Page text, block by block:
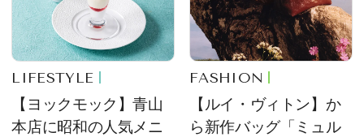
LIFESTYLE
【ヨックモック】青山
本店に昭和の人気メニ
FASHION
【ルイ・ヴィトン】か
ら新作バッグ「ミュル